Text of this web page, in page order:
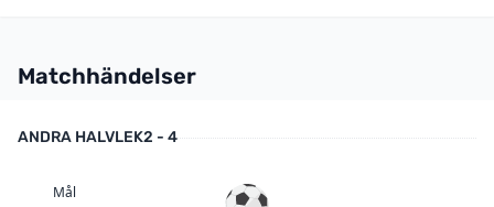
Matchhändelser
ANDRA HALVLEK2 - 4
Mål